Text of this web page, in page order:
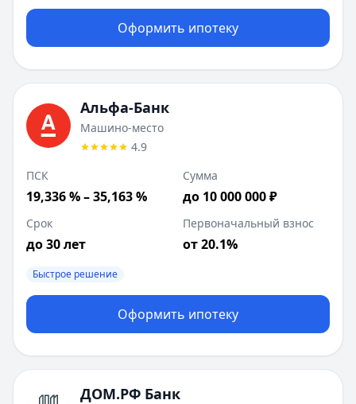
Оформить ипотеку
Альфа-Банк
Машино-место
4.9
ПСК
19,336 % – 35,163 %
Сумма
до 10 000 000 ₽
Срок
до 30 лет
Первоначальный взнос
от 20.1%
Быстрое решение
Оформить ипотеку
ДОМ.РФ Банк